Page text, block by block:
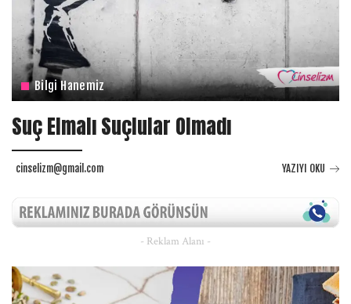
Bilgi Hanemiz
Suç Elmalı Suçlular Olmadı
cinselizm@gmail.com YAZIYI OKU
- Reklam Alanı -